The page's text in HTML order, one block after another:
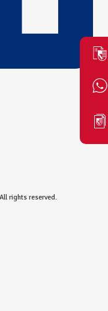
rights reserved.